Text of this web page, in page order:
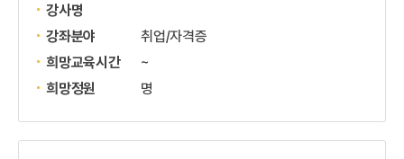
강사명
강좌분야
취업/자격증
희망교육시간
~
희망정원
명